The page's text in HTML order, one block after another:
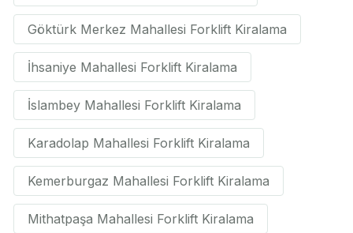
Göktürk Merkez Mahallesi Forklift Kiralama
İhsaniye Mahallesi Forklift Kiralama
İslambey Mahallesi Forklift Kiralama
Karadolap Mahallesi Forklift Kiralama
Kemerburgaz Mahallesi Forklift Kiralama
Mithatpaşa Mahallesi Forklift Kiralama